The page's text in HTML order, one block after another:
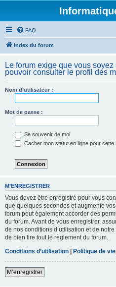
FAQ
Index du forum
Le forum exige que vous
pouvoir consulter le profil des
Nom d’utilisateur :
Mot de passe :
Se souvenir de moi
Cacher mon statut en ligne pour cette
M’ENREGISTRER
Vous devez être enregistré pour vous
que quelques secondes et augmente
forum peut également accorder des
du forum. Avant de vous enregistrer,
de nos conditions d’utilisation et de
de bien lire tout le règlement du forum.
Conditions d’utilisation | Politique de
M’enregistrer